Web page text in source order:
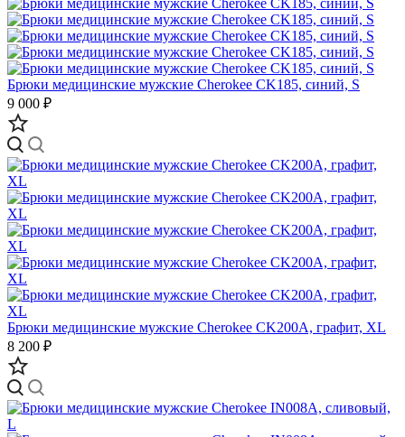
Брюки медицинские мужские Cherokee CK185, синий, S
9 000 ₽
Брюки медицинские мужские Cherokee CK200A, графит, XL
8 200 ₽